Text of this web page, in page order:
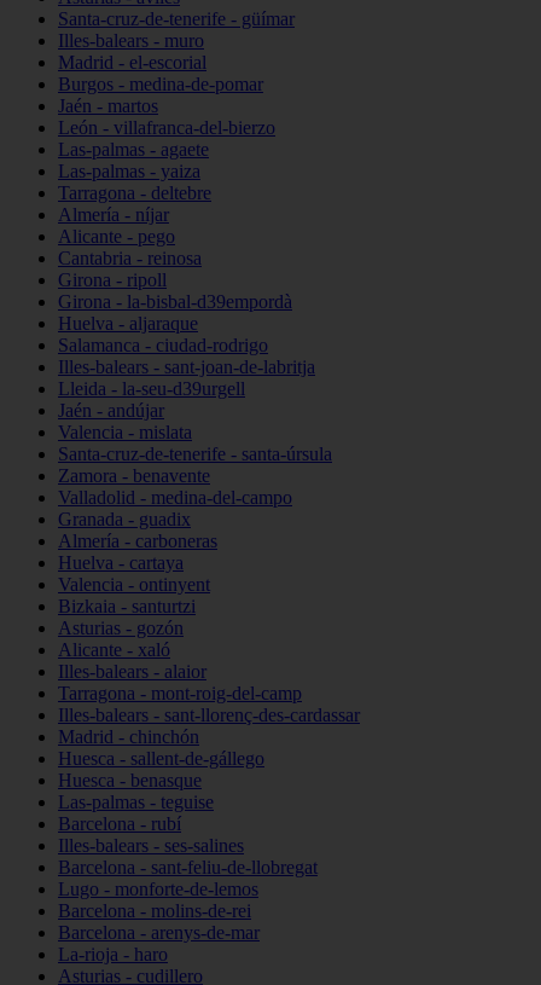
Santa-cruz-de-tenerife - güímar
Illes-balears - muro
Madrid - el-escorial
Burgos - medina-de-pomar
Jaén - martos
León - villafranca-del-bierzo
Las-palmas - agaete
Las-palmas - yaiza
Tarragona - deltebre
Almería - níjar
Alicante - pego
Cantabria - reinosa
Girona - ripoll
Girona - la-bisbal-d39empordà
Huelva - aljaraque
Salamanca - ciudad-rodrigo
Illes-balears - sant-joan-de-labritja
Lleida - la-seu-d39urgell
Jaén - andújar
Valencia - mislata
Santa-cruz-de-tenerife - santa-úrsula
Zamora - benavente
Valladolid - medina-del-campo
Granada - guadix
Almería - carboneras
Huelva - cartaya
Valencia - ontinyent
Bizkaia - santurtzi
Asturias - gozón
Alicante - xaló
Illes-balears - alaior
Tarragona - mont-roig-del-camp
Illes-balears - sant-llorenç-des-cardassar
Madrid - chinchón
Huesca - sallent-de-gállego
Huesca - benasque
Las-palmas - teguise
Barcelona - rubí
Illes-balears - ses-salines
Barcelona - sant-feliu-de-llobregat
Lugo - monforte-de-lemos
Barcelona - molins-de-rei
Barcelona - arenys-de-mar
La-rioja - haro
Asturias - cudillero